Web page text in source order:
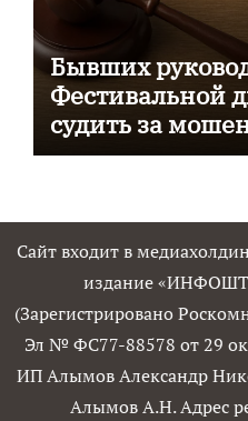
Бывших
Фестивальной
судить за
Сайт входит в
издание
(Зарегистрировано
Эл № ФС77-88578 от 29
ИП Алымов Александр
Алымов А.Н. Адрес